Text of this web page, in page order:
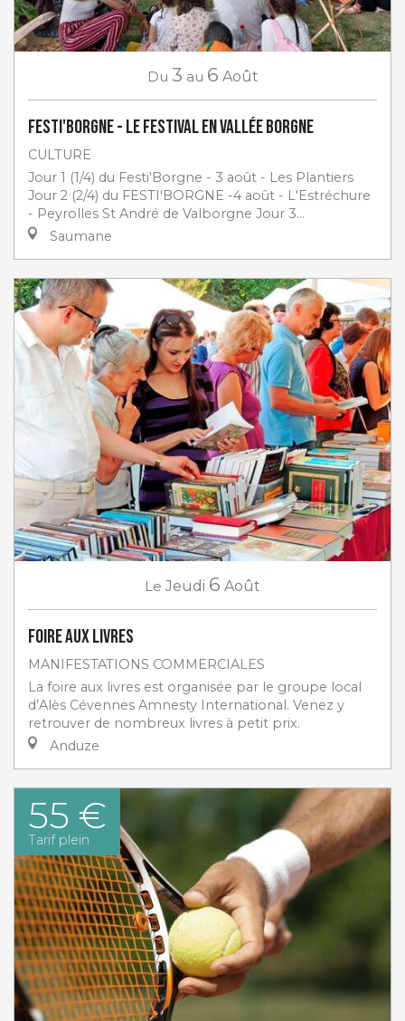
Du 3 au 6 Août
Festi'Borgne - Le Festival en Vallée Borgne
CULTURE
Jour 1 (1/4) du Festi'Borgne - 3 août - Les Plantiers
Jour 2 (2/4) du FESTI'BORGNE -4 août - L'Estréchure
- Peyrolles St André de Valborgne Jour 3...
Saumane
Le Jeudi 6 Août
Foire aux livres
MANIFESTATIONS COMMERCIALES
La foire aux livres est organisée par le groupe local
d’Alès Cévennes Amnesty International. Venez y
retrouver de nombreux livres à petit prix.
Anduze
55 €
Tarif plein